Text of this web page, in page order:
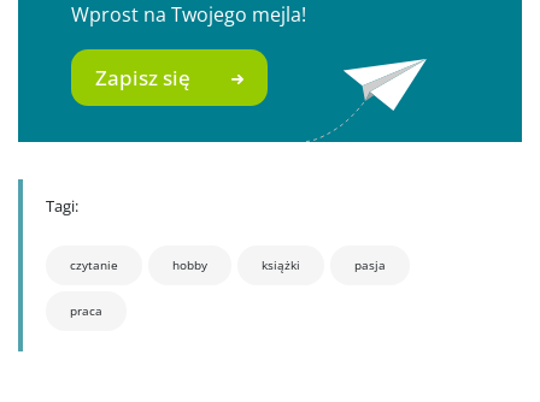
Wprost na Twojego mejla!
Zapisz się
Tagi:
czytanie hobby książki pasja
praca